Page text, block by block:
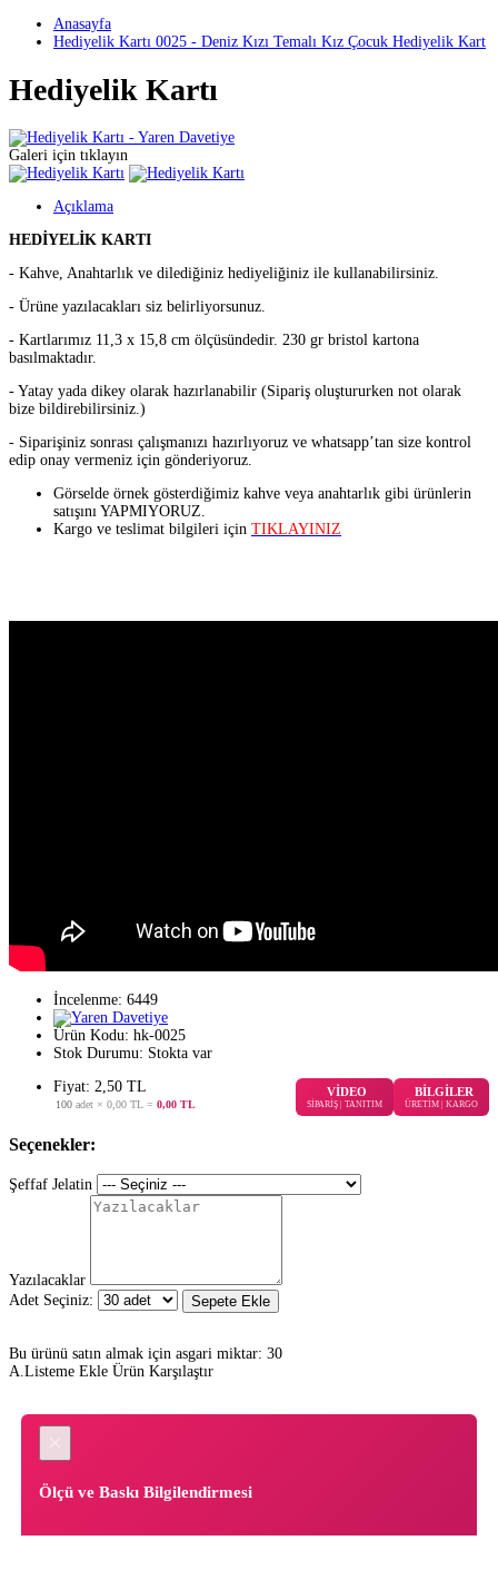
Anasayfa
Hediyelik Kartı 0025 - Deniz Kızı Temalı Kız Çocuk Hediyelik Kart
Hediyelik Kartı
Galeri için tıklayın
Açıklama
HEDİYELİK KARTI
- Kahve, Anahtarlık ve dilediğiniz hediyeliğiniz ile kullanabilirsiniz.
- Ürüne yazılacakları siz belirliyorsunuz.
- Kartlarımız 11,3 x 15,8 cm ölçüsündedir. 230 gr bristol kartona
basılmaktadır.
- Yatay yada dikey olarak hazırlanabilir (Sipariş oluştururken not olarak
bize bildirebilirsiniz.)
- Siparişiniz sonrası çalışmanızı hazırlıyoruz ve whatsapp’tan size kontrol
edip onay vermeniz için gönderiyoruz.
Görselde örnek gösterdiğimiz kahve veya anahtarlık gibi ürünlerin
satışını YAPMIYORUZ.
Kargo ve teslimat bilgileri için TIKLAYINIZ
İncelenme: 6449
Ürün Kodu: hk-0025
Stok Durumu: Stokta var
Fiyat: 2,50 TL
100 adet × 0,00 TL = 0,00 TL
VİDEO
SİPARİŞ | TANITIM
BİLGİLER
ÜRETİM | KARGO
Seçenekler:
Şeffaf Jelatin
Yazılacaklar
Adet Seçiniz:
Sepete Ekle
Bu ürünü satın almak için asgari miktar: 30
A.Listeme Ekle Ürün Karşılaştır
Ölçü ve Baskı Bilgilendirmesi